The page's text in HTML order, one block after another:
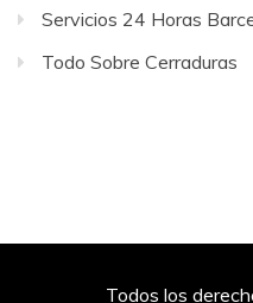
Servicios 24 Horas
Todo Sobre Cerraduras
Todos los